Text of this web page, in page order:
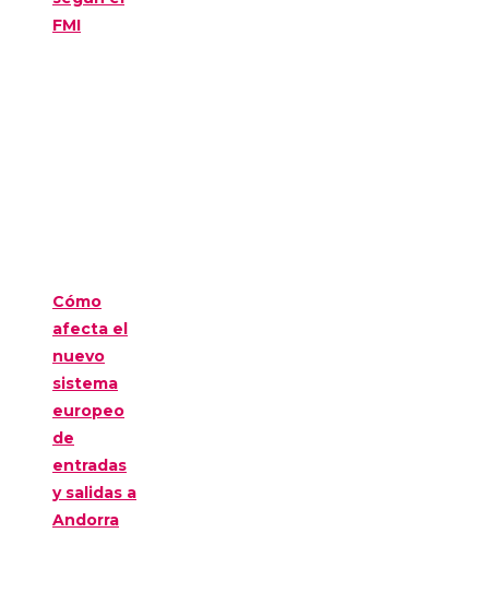
FMI
Cómo
afecta el
nuevo
sistema
europeo
de
entradas
y salidas a
Andorra